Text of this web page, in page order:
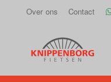
Over ons Contact